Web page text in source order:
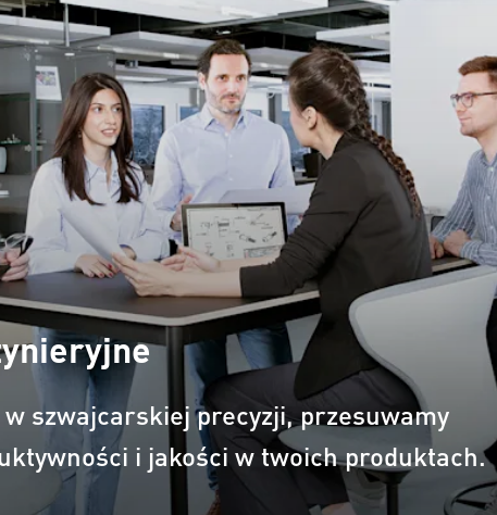
szwajcarskiej precyzji, przesuwamy
i jakości w twoich produktach.